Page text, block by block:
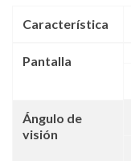
Característica
Pantalla
Ángulo de
visión